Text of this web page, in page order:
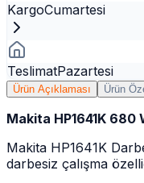
KargoCumartesi
TeslimatPazartesi
Ürün Açıklaması Ürün
Makita HP1641K 680
Makita HP1641K
darbesiz çalışma